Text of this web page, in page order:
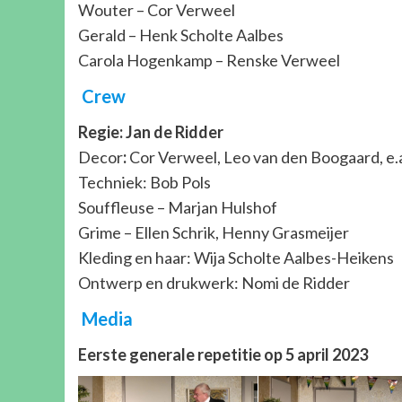
Wouter – Cor Verweel
Gerald – Henk Scholte Aalbes
Carola Hogenkamp – Renske Verweel
Crew
Regie: Jan de Ridder
Decor:Cor Verweel, Leo van den Boogaard,
Techniek: Bob Pols
Souffleuse – Marjan Hulshof
Grime – Ellen Schrik, Henny Grasmeijer
Kleding en haar: Wija Scholte Aalbes-Heikens
Ontwerp en drukwerk: Nomi de Ridder
Media
Eerste generale repetitie op 5 april 2023